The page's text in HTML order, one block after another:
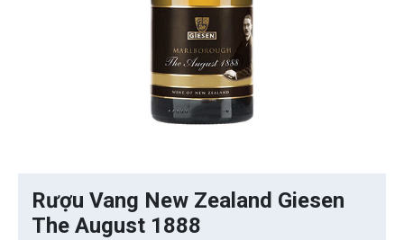
Rượu Vang New Zealand Giesen
The August 1888